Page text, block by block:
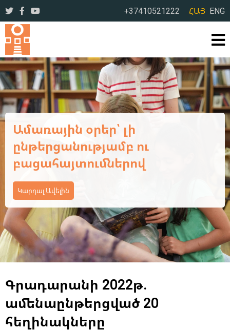
+37410521222 ՀԱՅ ENG
Ավարտվեց ևս մեկ եռօրյա
վերապատրաստման
դասընթաց
Կարդալ Ավելին
Գրադարանի 2022թ.
ամենաընթերցված 20
հեղինակները